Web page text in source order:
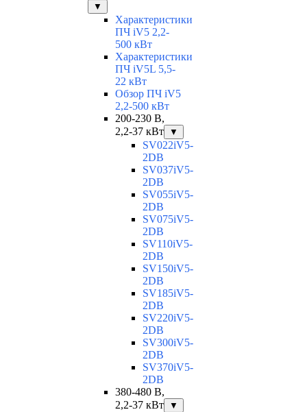
▼
Характеристики
ПЧ iV5 2,2-
500 кВт
Характеристики
ПЧ iV5L 5,5-
22 кВт
Обзор ПЧ iV5
2,2-500 кВт
200-230 В,
2,2-37 кВт
▼
SV022iV5-
2DB
SV037iV5-
2DB
SV055iV5-
2DB
SV075iV5-
2DB
SV110iV5-
2DB
SV150iV5-
2DB
SV185iV5-
2DB
SV220iV5-
2DB
SV300iV5-
2DB
SV370iV5-
2DB
380-480 В,
2,2-37 кВт
▼